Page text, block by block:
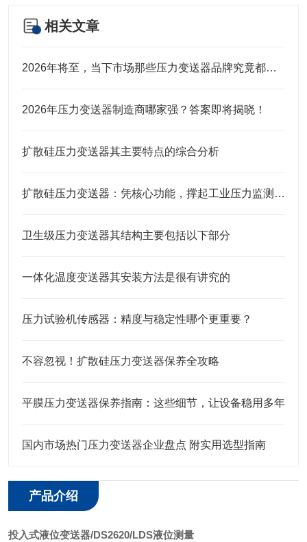
相关文章
2026年将至，当下市场那些压力变送器品牌究竟都有谁？
2026年压力变送器制造商哪家强？答案即将揭晓！
扩散硅压力变送器其主要特点的综合分析
扩散硅压力变送器：凭核心功能，撑起工业压力监测的“硬底气”
卫生级压力变送器其结构主要包括以下部分
一体化温度变送器其安装方法是很有讲究的
压力试验机传感器：精度与稳定性哪个更重要？
不容忽视！扩散硅压力变送器保养全攻略
平膜压力变送器保养指南：这些细节，让设备稳用多年
国内市场热门压力变送器企业盘点 附实用选型指南
产品介绍
投入式液位变送器/DS2620/LDS液位测量